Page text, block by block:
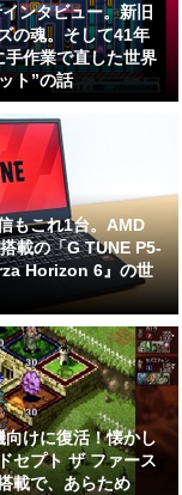
ンタビュー。新旧
の魂。そして41年
作業で直した世界
ト”の話
もこれ1台。AMD
載の「G TUNE P5-
Horizon 6』の世
けに復活！懐かし
セプト ザ ファース
載で、あらため